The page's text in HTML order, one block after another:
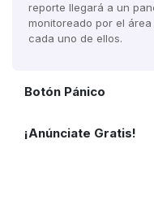
reporte llegará a un
monitoreado por el
cada uno de ellos.
Botón Pánico
¡Anúnciate Gratis!